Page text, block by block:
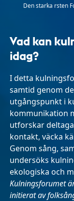
Den starka rsten
Vad kan
idag?
I detta
samtid genom
utgångspunkt i
kommunikation
utforskar
kontakt, väcka
Genom sång,
undersöks
ekologiska och
Kulningsforumet
initierat av